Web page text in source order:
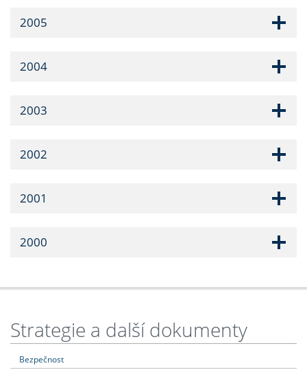
2005
2004
2003
2002
2001
2000
Strategie a další dokumenty
Bezpečnost